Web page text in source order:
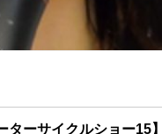
ターサイクルショー15